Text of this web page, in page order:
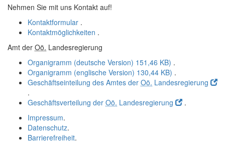
Nehmen Sie mit uns Kontakt auf!
Kontaktformular .
Kontaktmöglichkeiten .
Amt der Oö. Landesregierung
Organigramm (deutsche Version) 151,46 KB) .
Organigramm (englische Version) 130,44 KB) .
Geschäftseinteilung des Amtes der Oö. Landesregierung
.
Geschäftsverteilung der Oö. Landesregierung
.
Impressum.
Datenschutz.
Barrierefreiheit.